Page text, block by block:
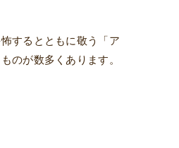
するとともに敬う「ア
のが数多くあります。